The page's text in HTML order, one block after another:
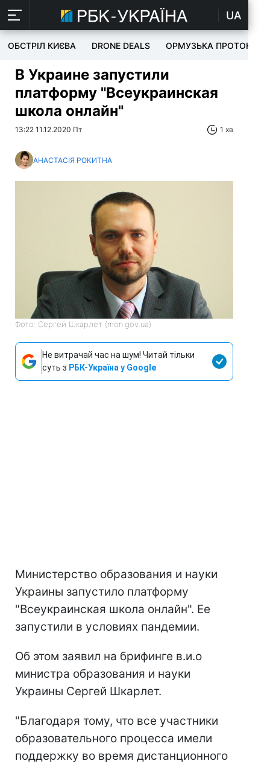
UA
ОБСТРІЛ КИЄВА DRONE DEALS ОРМУЗЬКА ПРОТОКА
В Украине запустили
платформу "Всеукраинская
школа онлайн"
13:22 11.12.2020 Пт 1 хв
АНАСТАСІЯ РОКИТНА
Фото: Сергей Шкарлет (mon.gov.ua)
Не витрачай час на шум! Читай тільки
суть з РБК-Україна у Google
Министерство образования и науки
Украины запустило платформу
"Всеукраинская школа онлайн". Ее
запустили в условиях пандемии.
Об этом заявил на брифинге в.и.о
министра образования и науки
Украины Сергей Шкарлет.
"Благодаря тому, что все участники
образовательного процесса имели
поддержку во время дистанционного